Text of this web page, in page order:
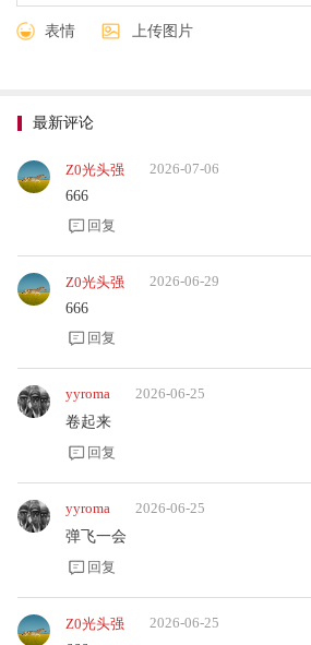
表情 上传图片
最新评论
Z0光头强 2026-07-06
666
回复
Z0光头强 2026-06-29
666
回复
yyroma 2026-06-25
卷起来
回复
yyroma 2026-06-25
弹飞一会
回复
Z0光头强 2026-06-25